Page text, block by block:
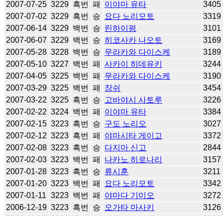
2007-07-25 3229 흑번 패 이야마 유타
3405
2007-07-02 3229 흑번 승 요다 노리모토
3319
2007-06-14 3229 백번 승 린하이펑
3101
2007-06-07 3229 백번 승 히코사카 나오토
3169
2007-05-28 3228 백번 승 무라카와 다이스케
3189
2007-05-10 3227 백번 패 사카이 히데유키
3244
2007-04-05 3225 백번 패 무라카와 다이스케
3190
2007-03-29 3225 백번 패 장쉬
3454
2007-03-22 3225 흑번 승 고바야시 사토루
3226
2007-02-22 3224 백번 패 이야마 유타
3384
2007-02-15 3223 흑번 승 구도 노리오
3027
2007-02-12 3223 흑번 패 야마시타 게이고
3372
2007-02-08 3223 흑번 승 다지마 신고
2844
2007-02-03 3223 백번 패 나카노 히로나리
3157
2007-01-28 3223 흑번 승 류시훈
3211
2007-01-20 3223 백번 패 요다 노리모토
3342
2007-01-11 3223 백번 패 야마다 기미오
3272
2006-12-19 3223 흑번 승 오가타 마사키
3126